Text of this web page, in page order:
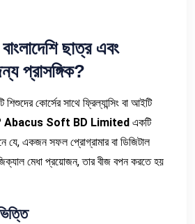
বাংলাদেশি ছাত্র এবং
প্রাসঙ্গিক?
কোর্সের সাথে ফ্রিল্যান্সিং বা আইটি
Abacus Soft BD Limited একটি
যে, একজন সফল প্রোগ্রামার বা ডিজিটাল
মেধা প্রয়োজন, তার বীজ বপন করতে হয়